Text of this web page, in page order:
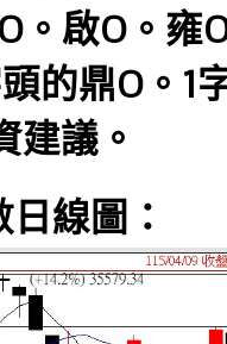
。啟O。雍
的鼎O。1
建議。
線圖：